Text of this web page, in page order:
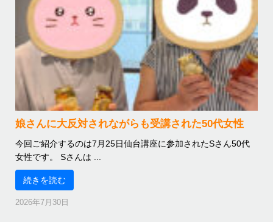
娘さんに大反対されながらも受講された50代女性
今回ご紹介するのは7月25日仙台講座に参加されたSさん50代
女性です。 Sさんは ...
続きを読む
2026年7月30日